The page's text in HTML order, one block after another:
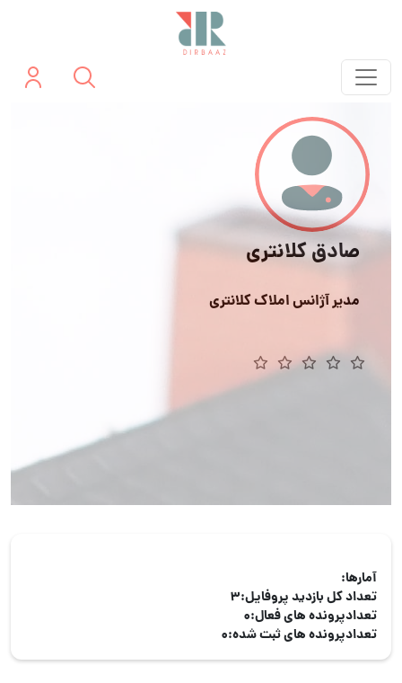
صادق کلانتری
مدیر آژانس املاک کلانتری
آمارها:
تعداد کل بازدید پروفایل:3
تعدادپرونده های فعال:0
تعدادپرونده های ثبت شده:0